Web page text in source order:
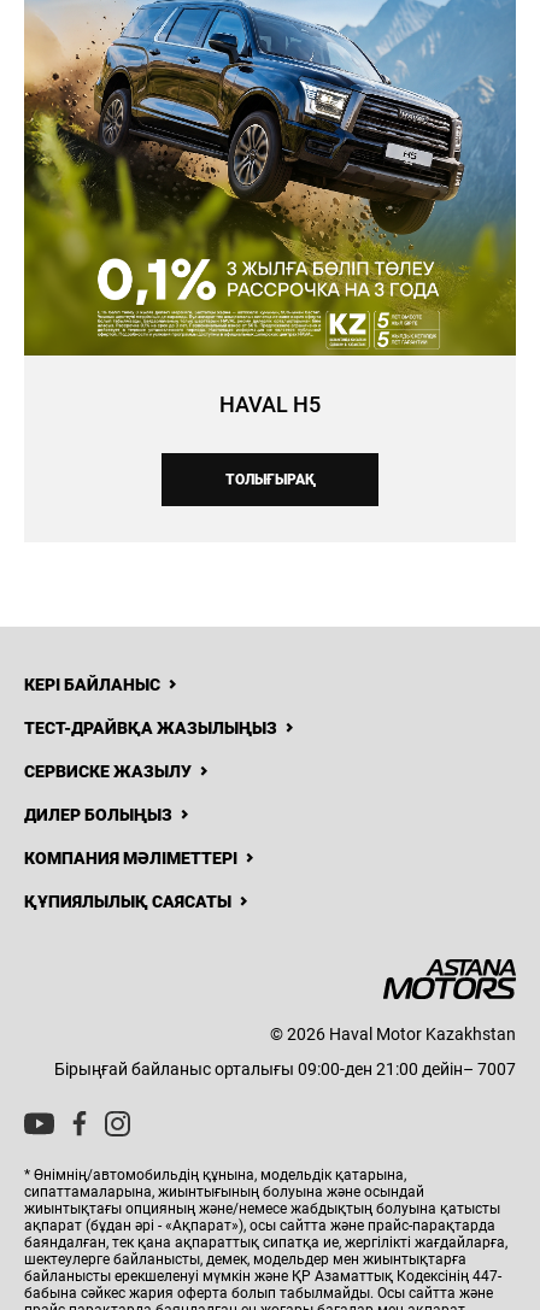
HAVAL H5
ТОЛЫҒЫРАҚ
КЕРІ БАЙЛАНЫС
ТЕСТ-ДРАЙВҚА ЖАЗЫЛЫҢЫЗ
СЕРВИСКЕ ЖАЗЫЛУ
ДИЛЕР БОЛЫҢЫЗ
КОМПАНИЯ МӘЛІМЕТТЕРІ
ҚҰПИЯЛЫЛЫҚ САЯСАТЫ
© 2026 Haval Motor Kazakhstan
Бірыңғай байланыс орталығы 09:00-ден 21:00 дейін– 7007
* Өнімнің/автомобильдің құнына, модельдік қатарына,
сипаттамаларына, жиынтығының болуына және осындай
жиынтықтағы опцияның және/немесе жабдықтың болуына қатысты
ақпарат (бұдан әрі - «Ақпарат»), осы сайтта және прайс-парақтарда
баяндалған, тек қана ақпараттық сипатқа ие, жергілікті жағдайларға,
шектеулерге байланысты, демек, модельдер мен жиынтықтарға
байланысты ерекшеленуі мүмкін және ҚР Азаматтық Кодексінің 447-
бабына сәйкес жария оферта болып табылмайды. Осы сайтта және